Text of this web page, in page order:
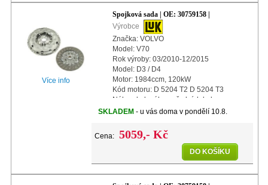
Více info
Spojková sada | OE: 30759158 |
Výrobce
Značka: VOLVO
Model: V70
Rok výroby: 03/2010-12/2015
Model: D3 / D4
Motor: 1984ccm, 120kW
Kód motoru: D 5204 T2 D 5204 T3
Náhon kol: náhon předních kol
Další info: s automatickým nastavením
SKLADEM - u vás doma v pondělí 10.8.
Cena: 5059,- Kč
DO KOŠÍKU